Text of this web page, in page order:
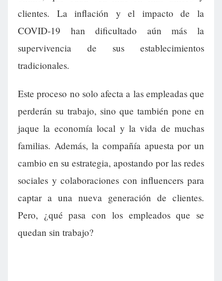
clientes. La inflación y el impacto de la
COVID-19 han dificultado aún más la
supervivencia de sus establecimientos
tradicionales.
Este proceso no solo afecta a las empleadas que
perderán su trabajo, sino que también pone en
jaque la economía local y la vida de muchas
familias. Además, la compañía apuesta por un
cambio en su estrategia, apostando por las redes
sociales y colaboraciones con influencers para
captar a una nueva generación de clientes.
Pero, ¿qué pasa con los empleados que se
quedan sin trabajo?